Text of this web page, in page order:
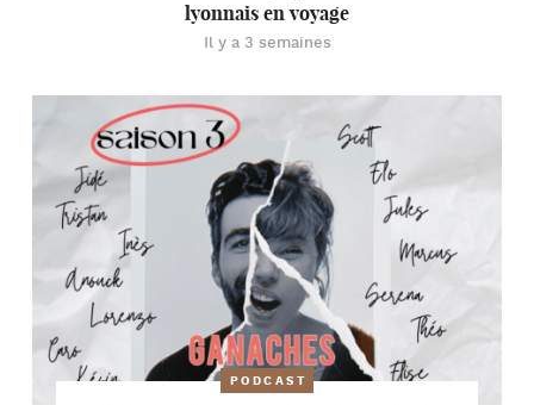
lyonnais en voyage
Il y a 3 semaines
PODCAST